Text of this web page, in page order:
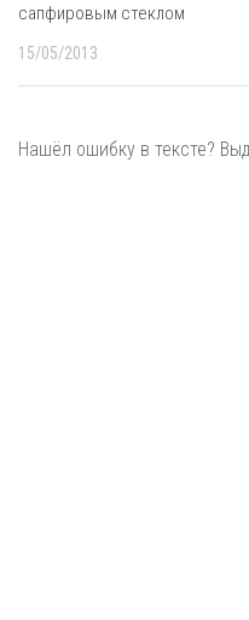
сапфировым стеклом
15/05/2013
Нашёл ошибку в тексте?